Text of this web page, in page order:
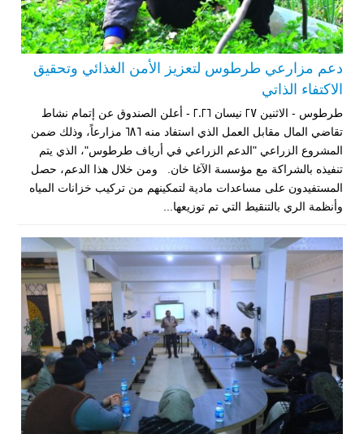
دعم مزارعي طرطوس لتعزيز الأمن الغذائي وتحقيق
الاكتفاء الذاتي
طرطوس - الاثنين 27 نيسان 2026 - أعلن الصندوق عن إتمام نشاط
تقاضي المال مقابل العمل الذي استفاد منه 686 مزارعاً، وذلك ضمن
المشروع الزراعي "الدعم الزراعي في أرياف طرطوس"، الذي يتم
تنفيذه بالشراكة مع مؤسسة الآغا خان. ومن خلال هذا الدعم، حصل
المستفيدون على مساعدات مادية لتمكينهم من تركيب خزانات المياه
وأنظمة الري بالتنقيط التي تم توزيعها...